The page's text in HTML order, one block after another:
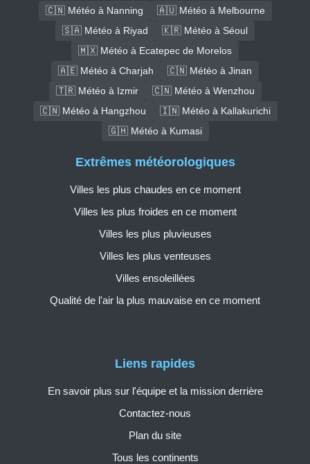
🇨🇳 Météo à Nanning
🇦🇺 Météo à Melbourne
🇸🇦 Météo à Riyad
🇰🇷 Météo à Séoul
🇲🇽 Météo à Ecatepec de Morelos
🇦🇪 Météo à Charjah
🇨🇳 Météo à Jinan
🇹🇷 Météo à Izmir
🇨🇳 Météo à Wenzhou
🇨🇳 Météo à Hangzhou
🇮🇳 Météo à Kallakurichi
🇬🇭 Météo à Kumasi
Liens rapides
En savoir plus sur l'équipe et la mission derrière
Contactez-nous
Plan du site
Tous les continents
Extrêmes météorologiques
Villes les plus chaudes en ce moment
Villes les plus froides en ce moment
Villes les plus pluvieuses
Villes les plus venteuses
Villes ensoleillées
Qualité de l'air la plus mauvaise en ce moment